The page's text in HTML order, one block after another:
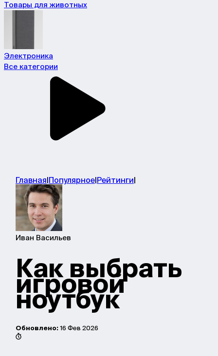
Товары для животных
Электроника
Все категории
Главная|Популярное|Рейтинги|
Иван Васильев
Как выбрать
игровой
ноутбук
Обновлено: 16 Фев 2026